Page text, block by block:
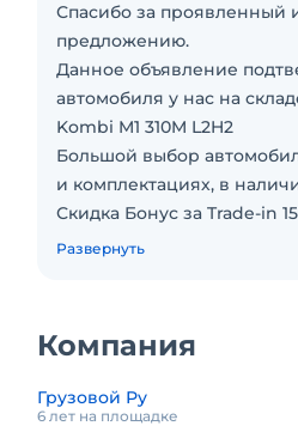
Спасибо за проявленный
предложению.
Данное объявление
автомобиля у нас на
Kombi M1 310M L2H2
Большой выбор
и комплектациях, в
Скидка Бонус за Trade-in
Бонус за Лизинг 100000 р.
Развернуть
Компания
Грузовой Ру
6 лет на площадке